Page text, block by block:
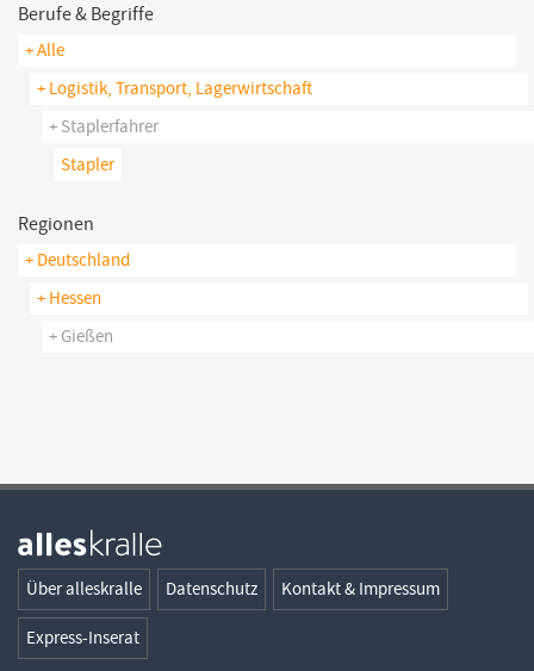
Berufe & Begriffe
+ Alle
+ Logistik, Transport, Lagerwirtschaft
+ Staplerfahrer
Stapler
Regionen
+ Deutschland
+ Hessen
+ Gießen
Über alleskralle Datenschutz Kontakt & Impressum
Express-Inserat